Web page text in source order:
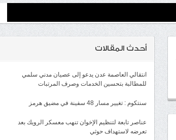
أحدث المقالات
انتقالي العاصمة عدن يدعو إلى عصيان مدني سلمي
للمطالبة بتحسين الخدمات وصرف المرتبات
سنتكوم : تغيير مسار 48 سفينة في مضيق هرمز
عناصر تابعة لتنظيم الإخوان تنهب معسكر الرويك بعد
تعرضه لاستهداف حوثي